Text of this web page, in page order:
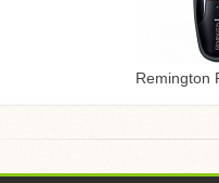
Remington